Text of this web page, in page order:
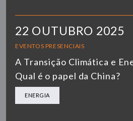
22 OUTUBRO 2025
EVENTOS PRESENCIAIS
A Transição Climática e
Qual é o papel da China?
ENERGIA